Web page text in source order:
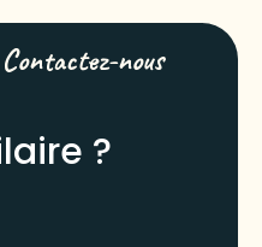
Contactez-nous
?